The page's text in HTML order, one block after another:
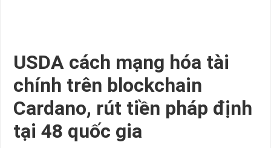
USDA cách mạng hóa tài
chính trên blockchain
Cardano, rút tiền pháp định
tại 48 quốc gia